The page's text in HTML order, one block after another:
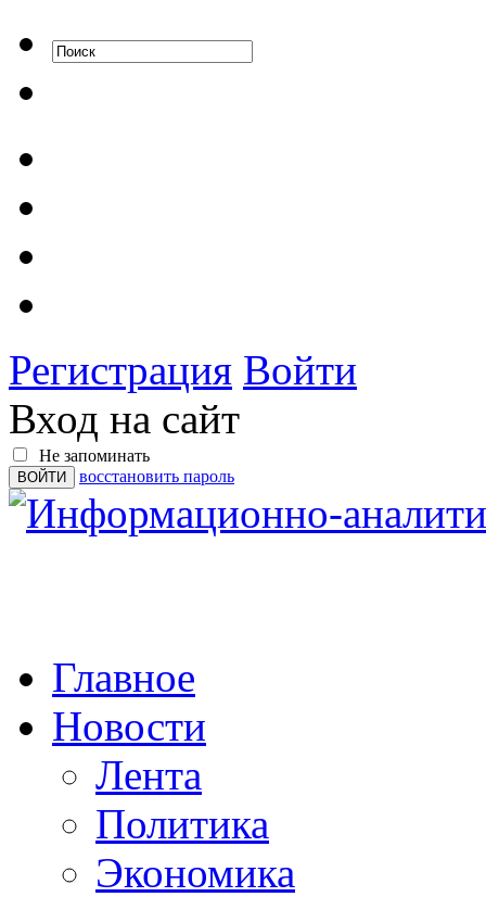
Регистрация Войти
Вход на сайт
Не запоминать
восстановить пароль
Главное
Новости
Лента
Политика
Экономика